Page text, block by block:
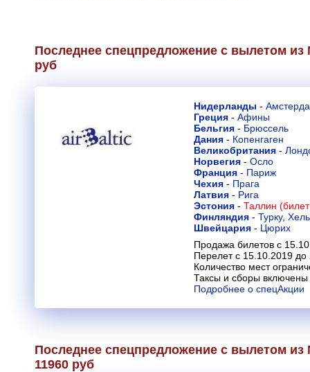
Последнее спецпредложение с вылетом
руб
Нидерланды -
Греция - Афины
Бельгия - Брюссель
Дания - Копенгаген
Великобритания -
Норвегия - Осло
Франция - Париж
Чехия - Прага
Латвия - Рига
Эстония - Таллин
Финляндия - Турку,
Швейцария - Цюрих
Продажа билетов с
Перелет с 15.10.2019 до
Количество мест
Таксы и сборы включены
Подробнее о спецАкции
Последнее спецпредложение с вылетом
11960 руб